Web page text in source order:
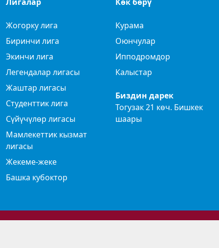
Жогорку лига
Биринчи лига
Экинчи лига
Легендалар лигасы
Жаштар лигасы
Студенттик лига
Сүйүчүлөр лигасы
Мамлекеттик кызмат
лигасы
Жекеме-жеке
Башка кубоктор
Курама
Оюнчулар
Ипподромдор
Калыстар
Биздин дарек
Тогузак 21 көч. Бишкек
шаары